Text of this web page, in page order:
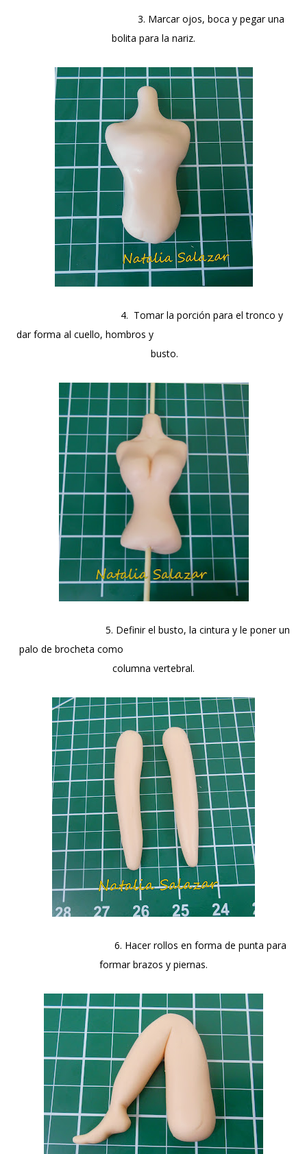
3. Marcar ojos, boca y pegar una
bolita para la nariz.
4. Tomar la porción para el tronco y
dar forma al cuello, hombros y
busto.
5. Definir el busto, la cintura y le poner un
palo de brocheta como
columna vertebral.
6. Hacer rollos en forma de punta para
formar brazos y piernas.